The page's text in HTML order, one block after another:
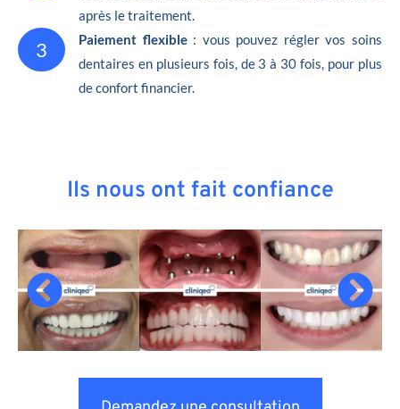
après le traitement.
3 Paiement flexible: vous pouvez régler vos soins
dentaires en plusieurs fois, de 3 à 30 fois, pour plus
de confort financier.
Ils nous ont fait confiance